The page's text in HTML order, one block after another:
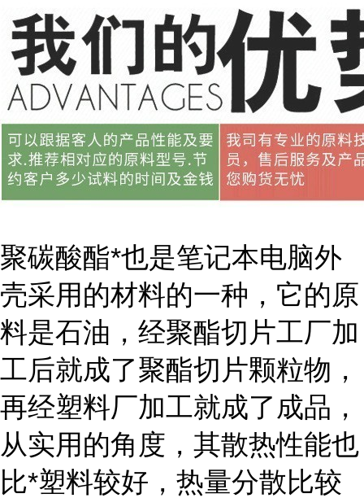
聚碳酸酯*也是笔记本电脑外
壳采用的材料的一种，它的原
料是石油，经聚酯切片工厂加
工后就成了聚酯切片颗粒物，
再经塑料厂加工就成了成品，
从实用的角度，其散热性能也
比*塑料较好，热量分散比较